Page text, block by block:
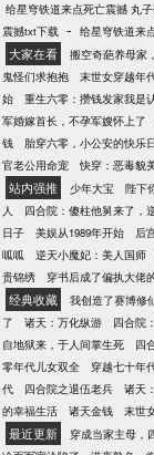
给星穹铁道来点死亡震撼 丸
震撼txt下载 - 给星穹铁道来
大家在看 搬空奇葩养母家
鬼怪们求抱抱
末世女穿越年
始
重生六零：攒钱发家我是
军婚嫁首长，不孕军嫂怀上了
钱
胎穿六零，小公安的快乐
官老公用命宠
快穿：恶毒貌
站内强推 少年大宝 陛下
人
四合院：傻柱他舅来了，
日子
美娱从1989年开始 后
呱呱
逆天小魔妃：美人国师
贵锦绣
穿书后成了偏执大佬
经典收藏 我创造了赛博修
了
诸天：万化纵游 四合院
自地狱来，于人间掌生死
四
零年代儿女双全
穿越七十年
代
四合院之退伍老兵 诸天
的幸福生活
诸天金钱 末世
最近更新 穿成当家主母，